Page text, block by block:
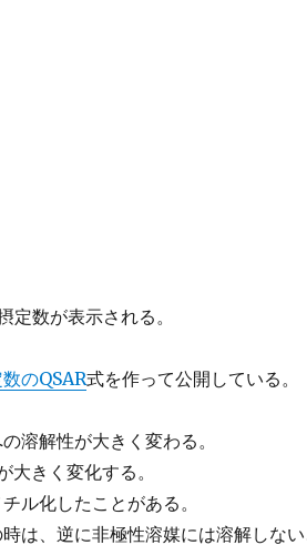
数が表示される。
のQSAR式を作って公開している。
溶解性が大きく変わる。
きく変化する。
ル化したことがある。
は、逆に非極性溶媒には溶解しない